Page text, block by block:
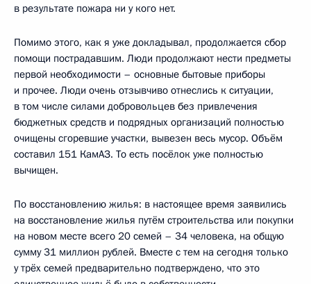
в результате пожара ни у кого нет.
Помимо этого, как я уже докладывал, продолжается сбор
помощи пострадавшим. Люди продолжают нести предметы
первой необходимости – основные бытовые приборы
и прочее. Люди очень отзывчиво отнеслись к ситуации,
в том числе силами добровольцев без привлечения
бюджетных средств и подрядных организаций полностью
очищены сгоревшие участки, вывезен весь мусор. Объём
составил 151 КамАЗ. То есть посёлок уже полностью
вычищен.
По восстановлению жилья: в настоящее время заявились
на восстановление жилья путём строительства или покупки
на новом месте всего 20 семей – 34 человека, на общую
сумму 31 миллион рублей. Вместе с тем на сегодня только
у трёх семей предварительно подтверждено, что это